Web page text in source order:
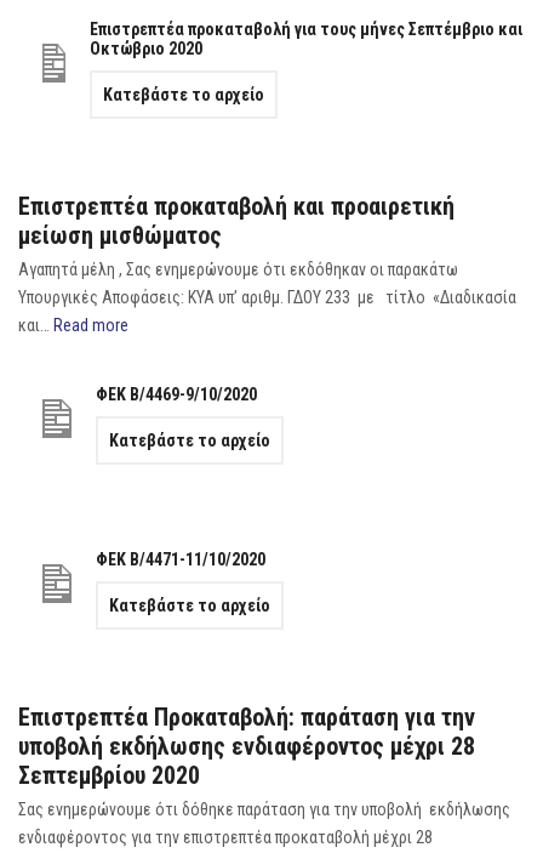
Επιστρεπτέα προκαταβολή για τους μήνες Σεπτέμβριο και
Οκτώβριο 2020
Κατεβάστε το αρχείο
Επιστρεπτέα προκαταβολή και προαιρετική
μείωση μισθώματος
Αγαπητά μέλη , Σας ενημερώνουμε ότι εκδόθηκαν οι παρακάτω
Υπουργικές Αποφάσεις: ΚΥΑ υπ’ αριθμ. ΓΔΟΥ 233 με τίτλο «Διαδικασία
και… Read more
ΦΕΚ Β/4469-9/10/2020
Κατεβάστε το αρχείο
ΦΕΚ Β/4471-11/10/2020
Κατεβάστε το αρχείο
Επιστρεπτέα Προκαταβολή: παράταση για την
υποβολή εκδήλωσης ενδιαφέροντος μέχρι 28
Σεπτεμβρίου 2020
Σας ενημερώνουμε ότι δόθηκε παράταση για την υποβολή εκδήλωσης
ενδιαφέροντος για την επιστρεπτέα προκαταβολή μέχρι 28